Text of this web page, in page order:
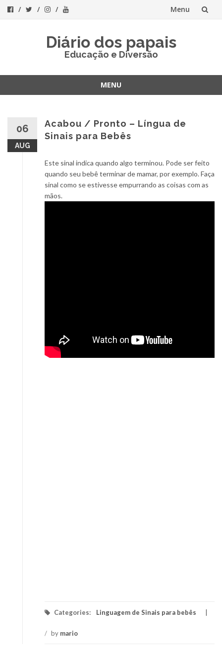
Menu
Diário dos papais
Educação e Diversão
MENU
06
AUG
Acabou / Pronto – Língua de
Sinais para Bebês
Este sinal indica quando algo terminou. Pode ser feito
quando seu bebê terminar de mamar, por exemplo. Faça
sinal como se estivesse empurrando as coisas com as
mãos.
Categories: Linguagem de Sinais para bebês
/ by mario